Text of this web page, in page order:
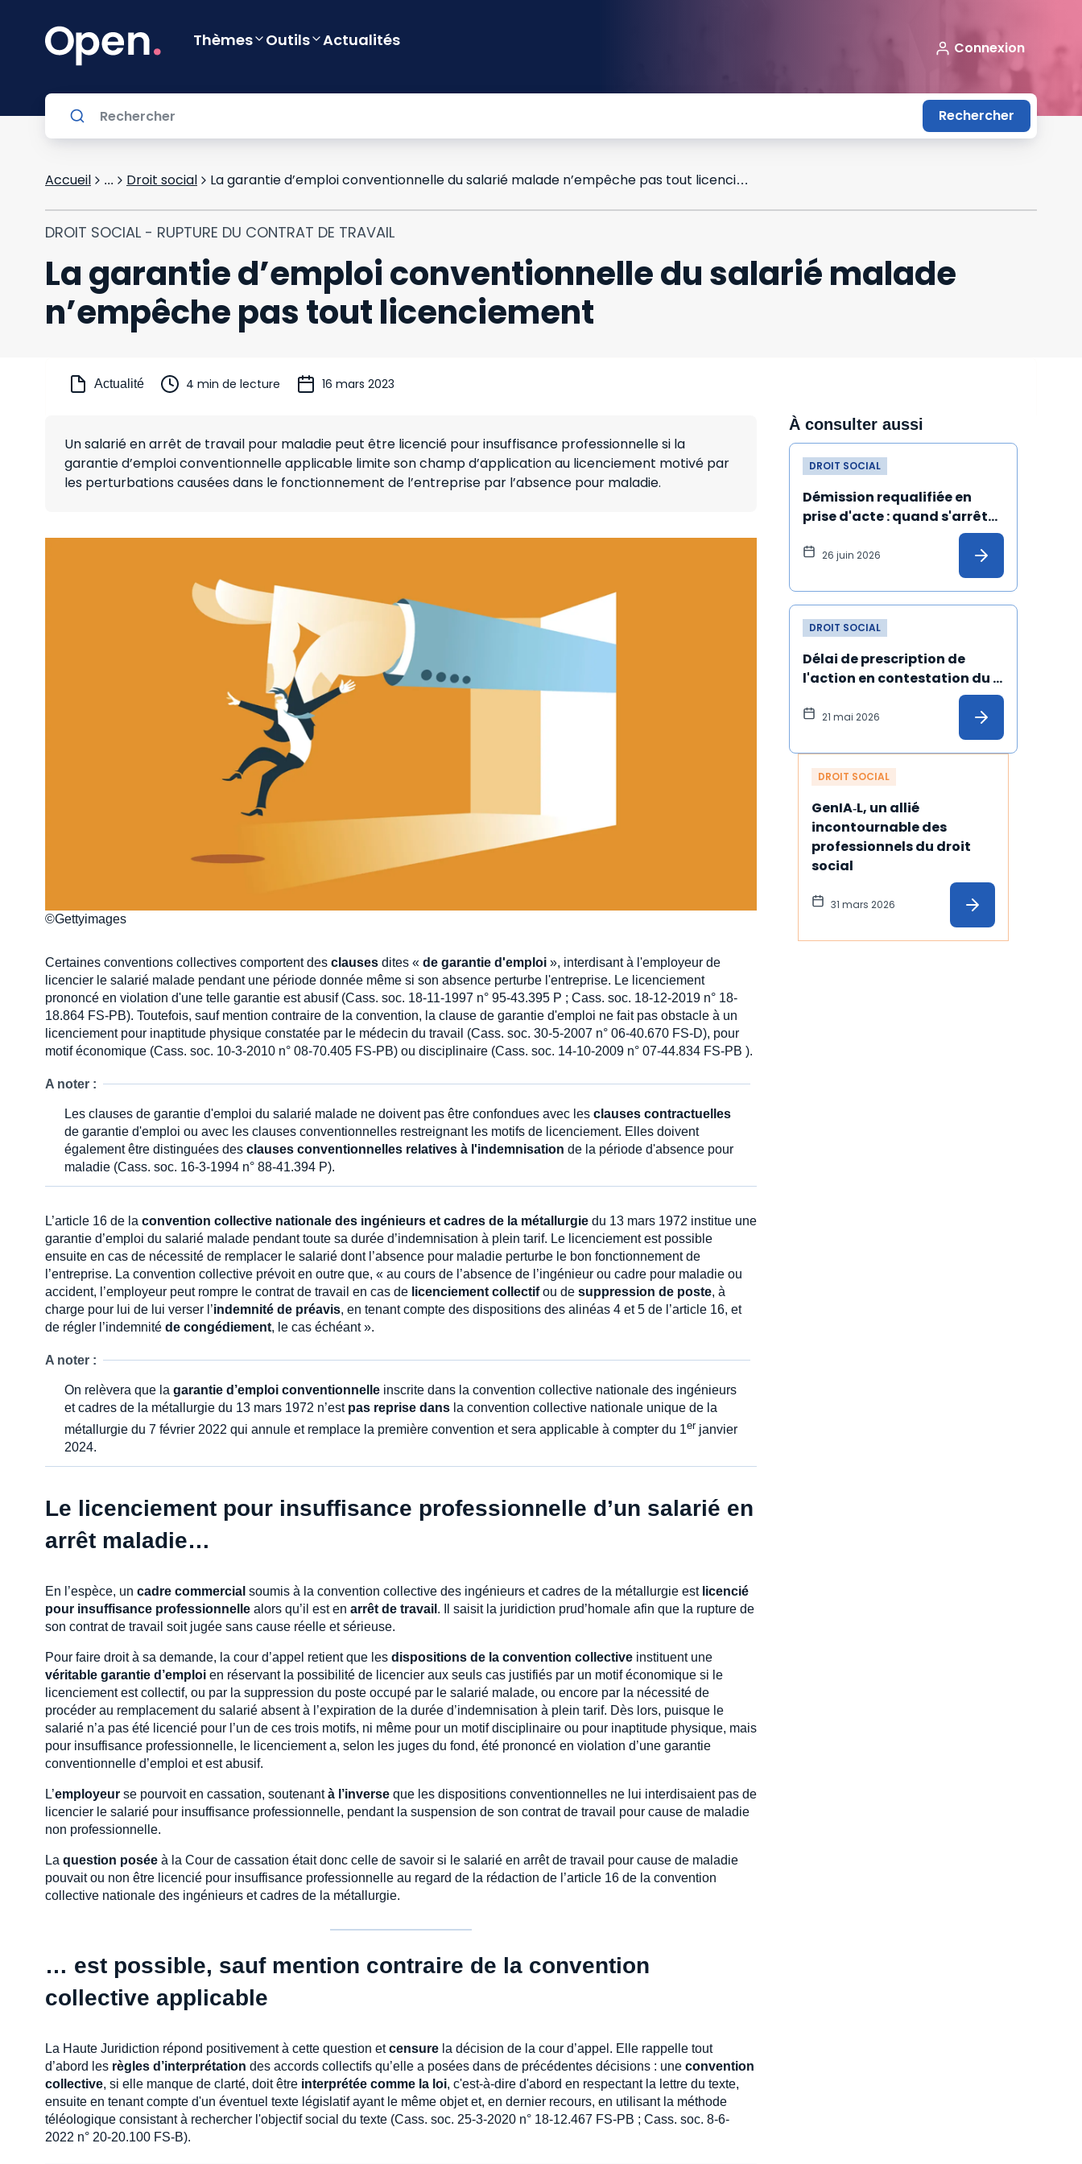
Thèmes Outils Actualités Connexion
Rechercher
Accueil ... Droit social La garantie d’emploi conventionnelle du salarié malade n’empêche pas tout licenciement
DROIT SOCIAL - RUPTURE DU CONTRAT DE TRAVAIL
La garantie d’emploi conventionnelle du salarié malade
n’empêche pas tout licenciement
Actualité 4 min de lecture 16 mars 2023
Un salarié en arrêt de travail pour maladie peut être licencié pour insuffisance professionnelle si la
garantie d’emploi conventionnelle applicable limite son champ d’application au licenciement motivé par
les perturbations causées dans le fonctionnement de l’entreprise par l’absence pour maladie.
©Gettyimages
Certaines conventions collectives comportent des clauses dites « de garantie d'emploi », interdisant à l'employeur de
licencier le salarié malade pendant une période donnée même si son absence perturbe l'entreprise. Le licenciement
prononcé en violation d'une telle garantie est abusif (Cass. soc. 18-11-1997 n° 95-43.395 P ; Cass. soc. 18-12-2019 n° 18-
18.864 FS-PB). Toutefois, sauf mention contraire de la convention, la clause de garantie d'emploi ne fait pas obstacle à un
licenciement pour inaptitude physique constatée par le médecin du travail (Cass. soc. 30-5-2007 n° 06-40.670 FS-D), pour
motif économique (Cass. soc. 10-3-2010 n° 08-70.405 FS-PB) ou disciplinaire (Cass. soc. 14-10-2009 n° 07-44.834 FS-PB ).
A noter :
Les clauses de garantie d'emploi du salarié malade ne doivent pas être confondues avec les clauses contractuelles
de garantie d'emploi ou avec les clauses conventionnelles restreignant les motifs de licenciement. Elles doivent
également être distinguées des clauses conventionnelles relatives à l'indemnisation de la période d'absence pour
maladie (Cass. soc. 16-3-1994 n° 88-41.394 P).
L’article 16 de la convention collective nationale des ingénieurs et cadres de la métallurgie du 13 mars 1972 institue une
garantie d’emploi du salarié malade pendant toute sa durée d’indemnisation à plein tarif. Le licenciement est possible
ensuite en cas de nécessité de remplacer le salarié dont l’absence pour maladie perturbe le bon fonctionnement de
l’entreprise. La convention collective prévoit en outre que, « au cours de l’absence de l’ingénieur ou cadre pour maladie ou
accident, l’employeur peut rompre le contrat de travail en cas de licenciement collectifou de suppression de poste, à
charge pour lui de lui verser l’indemnité de préavis, en tenant compte des dispositions des alinéas 4 et 5 de l’article 16, et
de régler l’indemnité de congédiement, le cas échéant ».
A noter :
On relèvera que la garantie d’emploi conventionnelle inscrite dans la convention collective nationale des ingénieurs
et cadres de la métallurgie du 13 mars 1972 n’est pas reprise dans la convention collective nationale unique de la
métallurgie du 7 février 2022 qui annule et remplace la première convention et sera applicable à compter du 1er janvier
2024.
Le licenciement pour insuffisance professionnelle d’un salarié en
arrêt maladie…
En l’espèce, un cadre commercial soumis à la convention collective des ingénieurs et cadres de la métallurgie est licencié
pour insuffisance professionnelle alors qu’il est en arrêt de travail . Il saisit la juridiction prud’homale afin que la rupture de
son contrat de travail soit jugée sans cause réelle et sérieuse.
Pour faire droit à sa demande, la cour d’appel retient que les dispositions de la convention collective instituent une
véritable garantie d’emploi en réservant la possibilité de licencier aux seuls cas justifiés par un motif économique si le
licenciement est collectif, ou par la suppression du poste occupé par le salarié malade, ou encore par la nécessité de
procéder au remplacement du salarié absent à l’expiration de la durée d’indemnisation à plein tarif. Dès lors, puisque le
salarié n’a pas été licencié pour l’un de ces trois motifs, ni même pour un motif disciplinaire ou pour inaptitude physique, mais
pour insuffisance professionnelle, le licenciement a, selon les juges du fond, été prononcé en violation d’une garantie
conventionnelle d’emploi et est abusif.
L’employeur se pourvoit en cassation, soutenantà l’inverse que les dispositions conventionnelles ne lui interdisaient pas de
licencier le salarié pour insuffisance professionnelle, pendant la suspension de son contrat de travail pour cause de maladie
non professionnelle.
La question posée à la Cour de cassation était donc celle de savoir si le salarié en arrêt de travail pour cause de maladie
pouvait ou non être licencié pour insuffisance professionnelle au regard de la rédaction de l’article 16 de la convention
collective nationale des ingénieurs et cadres de la métallurgie.
… est possible, sauf mention contraire de la convention
collective applicable
La Haute Juridiction répond positivement à cette question etcensure la décision de la cour d’appel. Elle rappelle tout
d’abord les règles d’interprétation des accords collectifs qu’elle a posées dans de précédentes décisions : une convention
collective, si elle manque de clarté, doit être interprétée comme la loi, c'est-à-dire d'abord en respectant la lettre du texte,
ensuite en tenant compte d'un éventuel texte législatif ayant le même objet et, en dernier recours, en utilisant la méthode
téléologique consistant à rechercher l'objectif social du texte (Cass. soc. 25-3-2020 n° 18-12.467 FS-PB ; Cass. soc. 8-6-
2022 n° 20-20.100 FS-B).
À consulter aussi
DROIT SOCIAL
Démission requalifiée en
prise d'acte : quand s'arrête
l'ancienneté du salarié ?
26 juin 2026
DROIT SOCIAL
Délai de prescription de
l'action en contestation du
licenciement fondée sur un
harcèlement moral :
21 mai 2026
DROIT SOCIAL
GenIA‑L, un allié
incontournable des
professionnels du droit
social
31 mars 2026